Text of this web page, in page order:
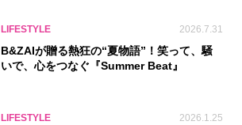
LIFESTYLE 2026.7.31
B&ZAIが贈る熱狂の“夏物語”！笑って、騒
いで、心をつなぐ『Summer Beat』
LIFESTYLE 2026.1.25